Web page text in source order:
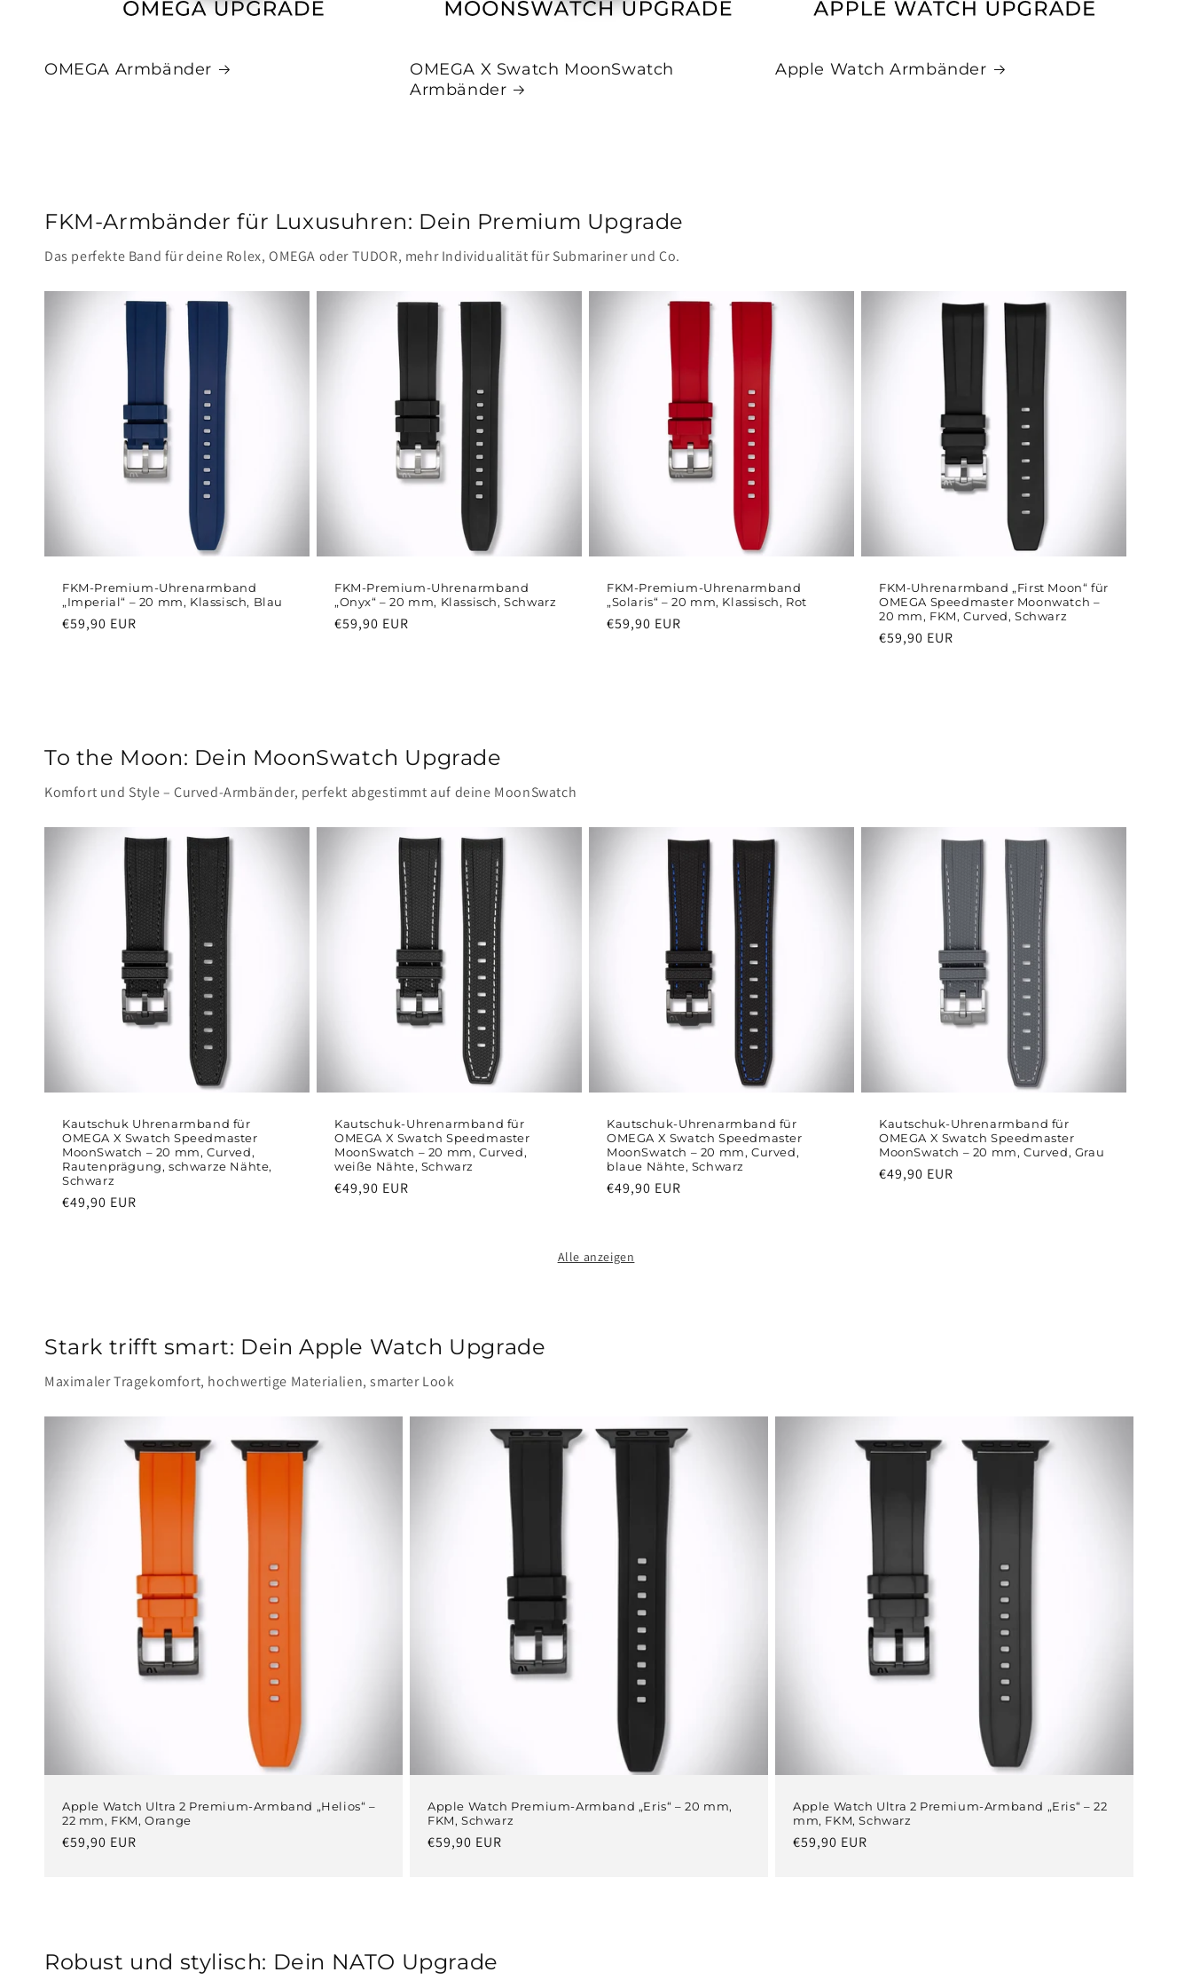
OMEGA Armbänder
OMEGA X Swatch MoonSwatch
Armbänder
Apple Watch Armbänder
FKM-Armbänder für Luxusuhren: Dein Premium Upgrade
Das perfekte Band für deine Rolex, OMEGA oder TUDOR, mehr Individualität für Submariner und Co.
FKM-Premium-Uhrenarmband
„Imperial“ – 20 mm, Klassisch, Blau
Normaler
€59,90 EUR
FKM-Premium-Uhrenarmband
„Onyx“ – 20 mm, Klassisch, Schwarz
Normaler
€59,90 EUR
FKM-Premium-Uhrenarmband
„Solaris“ – 20 mm, Klassisch, Rot
Normaler
€59,90 EUR
FKM-Uhrenarmband „First Moon“ für
OMEGA Speedmaster Moonwatch –
20 mm, FKM, Curved, Schwarz
Normaler
€59,90 EUR
To the Moon: Dein MoonSwatch Upgrade
Komfort und Style – Curved-Armbänder, perfekt abgestimmt auf deine MoonSwatch
Kautschuk Uhrenarmband für
OMEGA X Swatch Speedmaster
MoonSwatch – 20 mm, Curved,
Rautenprägung, schwarze Nähte,
Schwarz
Normaler
€49,90 EUR
Kautschuk-Uhrenarmband für
OMEGA X Swatch Speedmaster
MoonSwatch – 20 mm, Curved,
weiße Nähte, Schwarz
Normaler
€49,90 EUR
Kautschuk-Uhrenarmband für
OMEGA X Swatch Speedmaster
MoonSwatch – 20 mm, Curved,
blaue Nähte, Schwarz
Normaler
€49,90 EUR
Kautschuk-Uhrenarmband für
OMEGA X Swatch Speedmaster
MoonSwatch – 20 mm, Curved, Grau
Normaler
€49,90 EUR
Alle anzeigen
Stark trifft smart: Dein Apple Watch Upgrade
Maximaler Tragekomfort, hochwertige Materialien, smarter Look
Apple Watch Ultra 2 Premium-Armband „Helios“ –
22 mm, FKM, Orange
Normaler
€59,90 EUR
Apple Watch Premium-Armband „Eris“ – 20 mm,
FKM, Schwarz
Normaler
€59,90 EUR
Apple Watch Ultra 2 Premium-Armband „Eris“ – 22
mm, FKM, Schwarz
Normaler
€59,90 EUR
Robust und stylisch: Dein NATO Upgrade